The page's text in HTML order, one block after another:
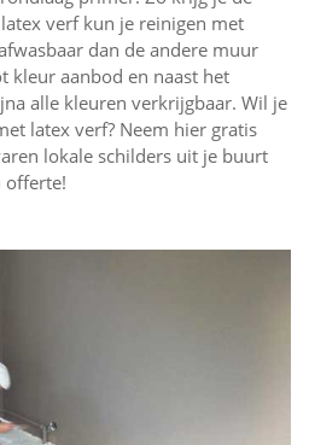
verf kun je reinigen met
dan de andere muur
kleur aanbod en naast het
alle kleuren verkrijgbaar. Wil je
latex verf? Neem hier gratis
lokale schilders uit je buurt
offerte!